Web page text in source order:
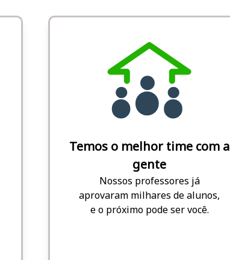
Temos o melhor time com a
gente
Nossos professores já
aprovaram milhares de alunos,
e o próximo pode ser você.